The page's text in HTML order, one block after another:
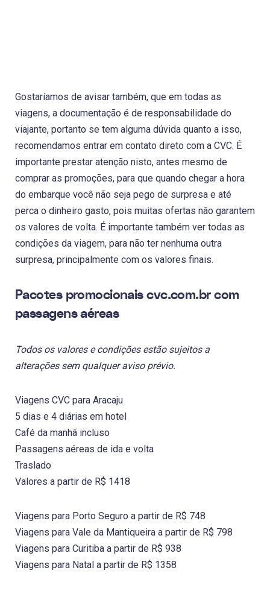
Gostaríamos de avisar também, que em todas as
viagens, a documentação é de responsabilidade do
viajante, portanto se tem alguma dúvida quanto a isso,
recomendamos entrar em contato direto com a CVC. É
importante prestar atenção nisto, antes mesmo de
comprar as promoções, para que quando chegar a hora
do embarque você não seja pego de surpresa e até
perca o dinheiro gasto, pois muitas ofertas não garantem
os valores de volta. É importante também ver todas as
condições da viagem, para não ter nenhuma outra
surpresa, principalmente com os valores finais.
Pacotes promocionais cvc.com.br com
passagens aéreas
Todos os valores e condições estão sujeitos a
alterações sem qualquer aviso prévio.
Viagens CVC para Aracaju
5 dias e 4 diárias em hotel
Café da manhã incluso
Passagens aéreas de ida e volta
Traslado
Valores a partir de R$ 1418
Viagens para Porto Seguro a partir de R$ 748
Viagens para Vale da Mantiqueira a partir de R$ 798
Viagens para Curitiba a partir de R$ 938
Viagens para Natal a partir de R$ 1358